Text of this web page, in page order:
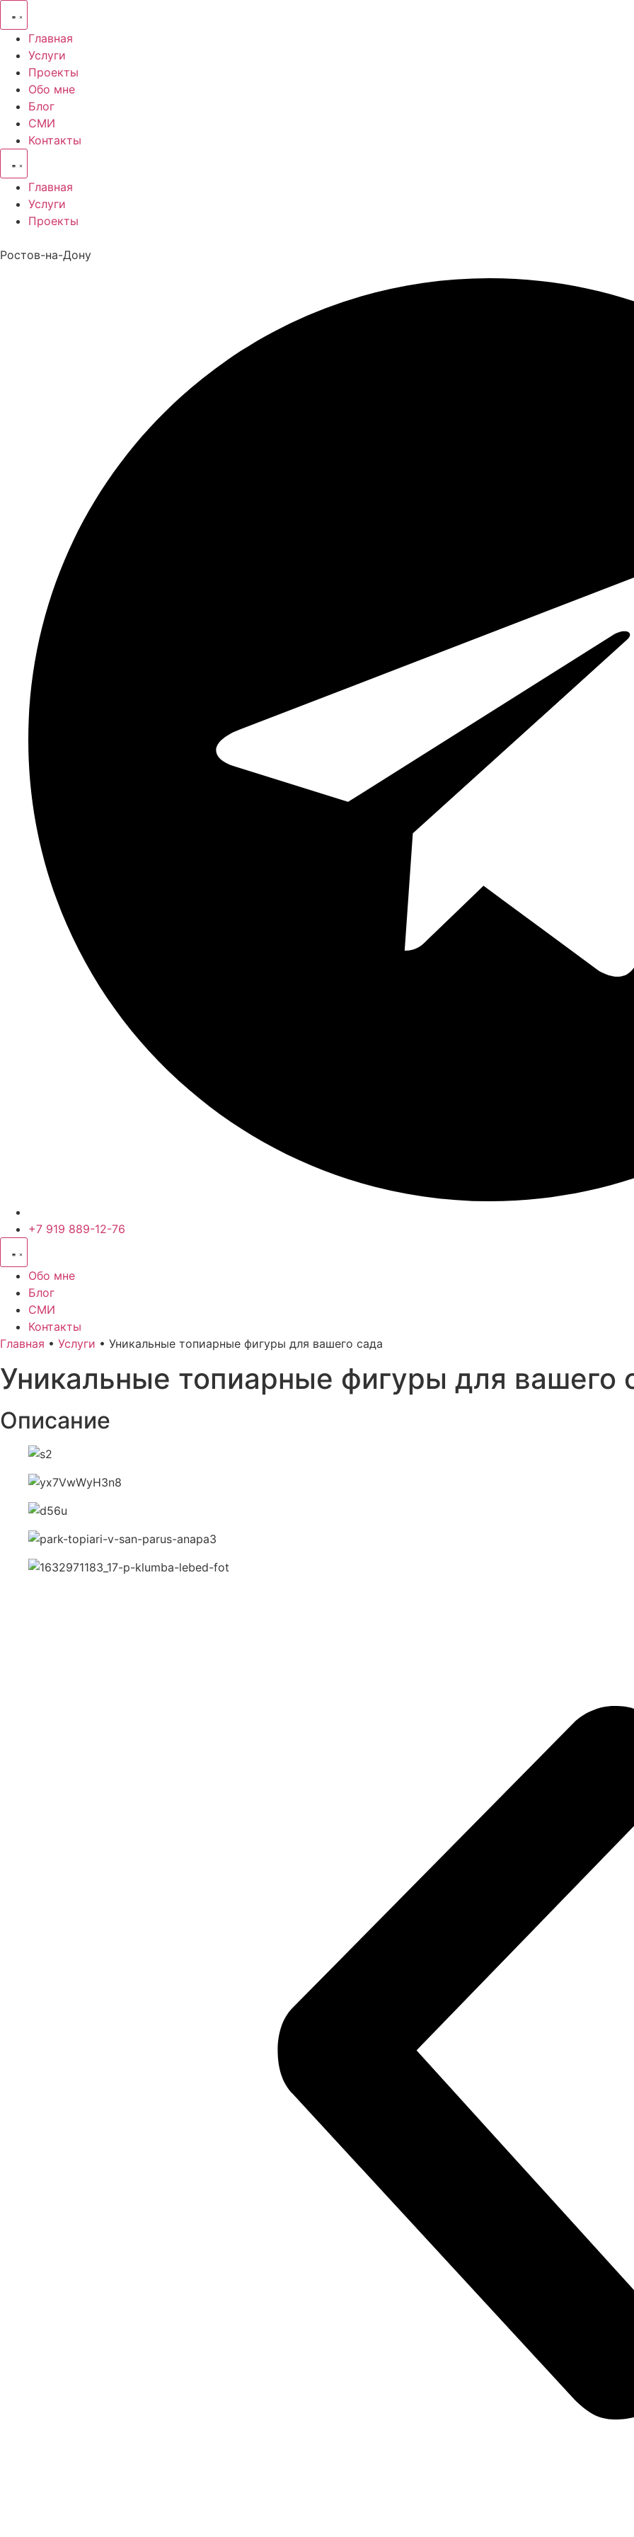
к
содержимому
Главная
Услуги
Проекты
Обо мне
Блог
СМИ
Контакты
Главная
Услуги
Проекты
Ростов-на-Дону
+7 919 889-12-76
Обо мне
Блог
СМИ
Контакты
Главная • Услуги • Уникальные топиарные фигуры для вашего сада
Уникальные топиарные фигуры для вашего
Описание